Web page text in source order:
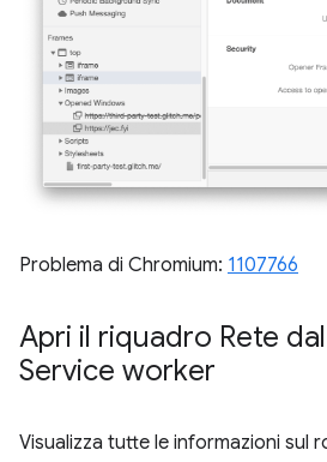
Problema di Chromium: 1107766
Apri il riquadro Rete
Service worker
Visualizza tutte le informazioni sul